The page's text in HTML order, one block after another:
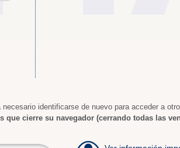
identificarse de nuevo para acceder a
que cierre su navegador (cerrando todas las